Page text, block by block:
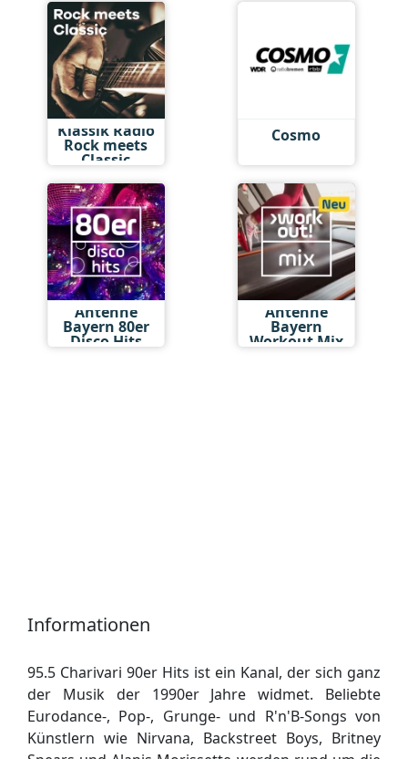
Klassik Radio
Rock meets
Classic
Cosmo
Antenne
Bayern 80er
Disco Hits
Antenne
Bayern
Workout Mix
Informationen
95.5 Charivari 90er Hits ist ein Kanal, der sich ganz
der Musik der 1990er Jahre widmet. Beliebte
Eurodance-, Pop-, Grunge- und R'n'B-Songs von
Künstlern wie Nirvana, Backstreet Boys, Britney